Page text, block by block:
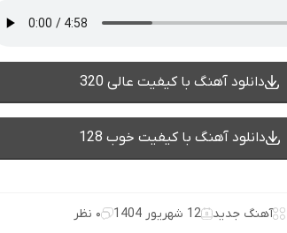
بازار ✅
وقتشه یه تصمیم کوچیک بگیری
دانلود آهنگ با کیفیت عالی 320